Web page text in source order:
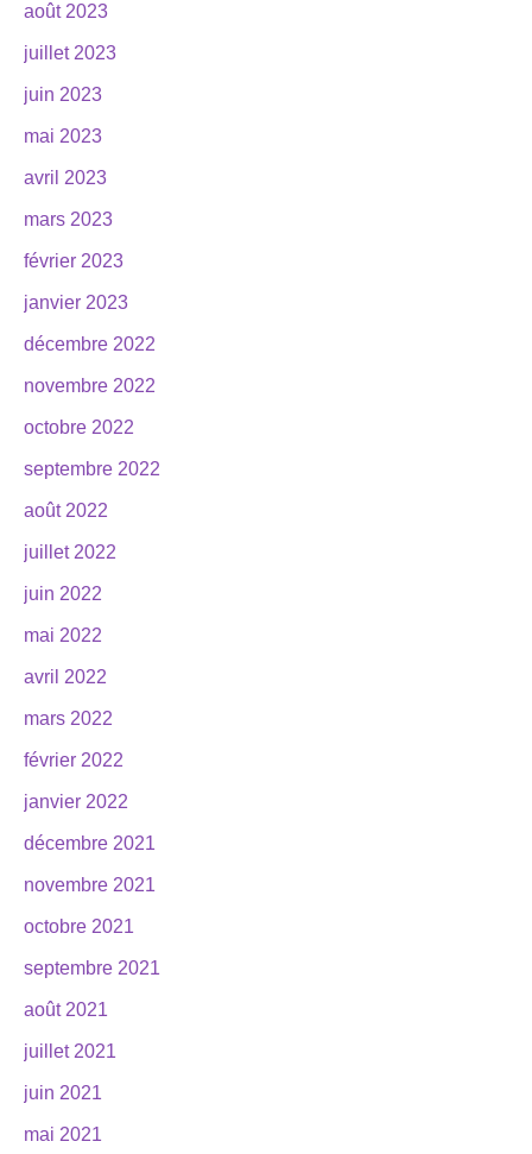
août 2023
juillet 2023
juin 2023
mai 2023
avril 2023
mars 2023
février 2023
janvier 2023
décembre 2022
novembre 2022
octobre 2022
septembre 2022
août 2022
juillet 2022
juin 2022
mai 2022
avril 2022
mars 2022
février 2022
janvier 2022
décembre 2021
novembre 2021
octobre 2021
septembre 2021
août 2021
juillet 2021
juin 2021
mai 2021